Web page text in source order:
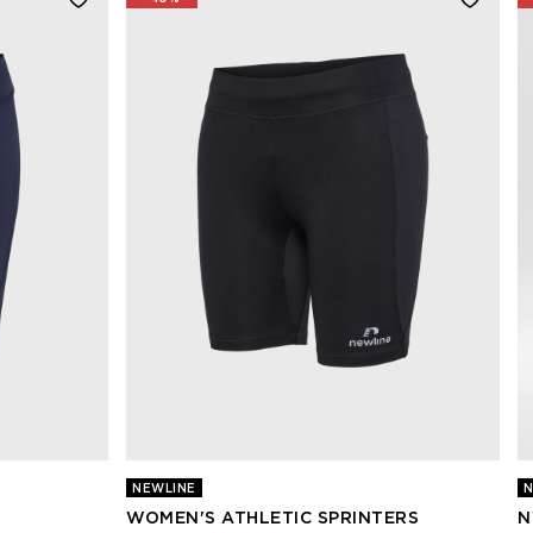
NEWLINE
WOMEN'S ATHLETIC SPRINTERS